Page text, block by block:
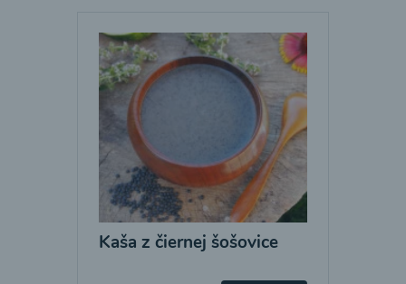
Kaša z čiernej šošovice